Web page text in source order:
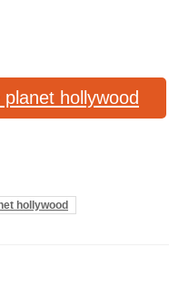
hollywood
hollywood